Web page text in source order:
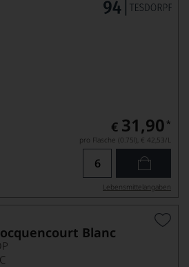
€ 31,90 *
pro Flasche (0.75l), € 42,53/L
Lebensmittel­angaben
Blanc